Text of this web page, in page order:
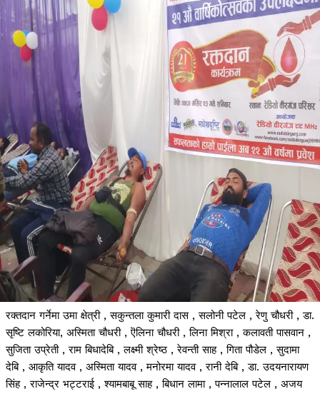
रक्तदान गर्नेमा उमा क्षेत्री , सकुन्तला कुमारी दास , सलोनी पटेल , रेणु चौधरी , डा.
सृष्टि लकोरिया, अस्मिता चौधरी , ऎलिना चौधरी , लिना मिश्रा , कलावती पासवान ,
सुजिता उप्रेती , राम बिधादेबि , लक्ष्मी श्रेष्ठ , रेवन्ती साह , गिता पौडेल , सुदामा
देबि , आकृति यादव , अस्मिता यादव , मनोरमा यादव , रानी देबि , डा. उदयनारायण
सिंह , राजेन्द्र भट्टराई , श्यामबाबू साह , बिधान लामा , पन्नालाल पटेल , अजय